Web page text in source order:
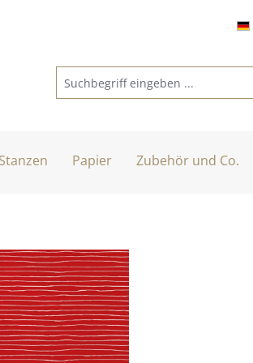
Stanzen Papier Zubehör und Co.